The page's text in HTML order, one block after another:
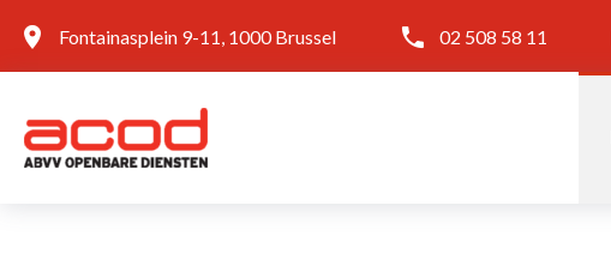
Fontainasplein 9-11, 1000 Brussel 02 508 58 11